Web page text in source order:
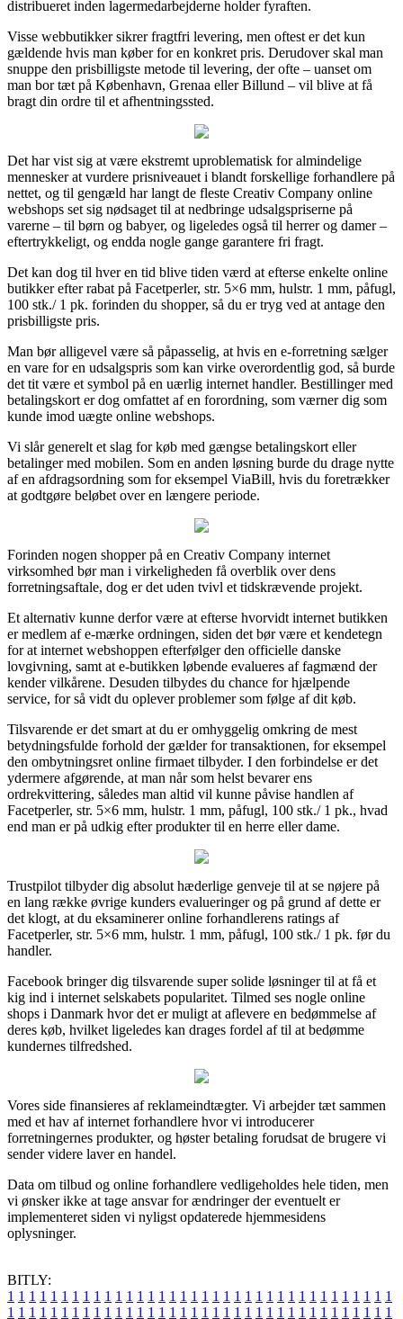
distribueret inden lagermedarbejderne holder fyraften.
Visse webbutikker sikrer fragtfri levering, men oftest er det kun
gældende hvis man køber for en konkret pris. Derudover skal man
snuppe den prisbilligste metode til levering, der ofte – uanset om
man bor tæt på København, Grenaa eller Billund – vil blive at få
bragt din ordre til et afhentningssted.
Det har vist sig at være ekstremt uproblematisk for almindelige
mennesker at vurdere prisniveauet i blandt forskellige forhandlere på
nettet, og til gengæld har langt de fleste Creativ Company online
webshops set sig nødsaget til at nedbringe udsalgspriserne på
varerne – til børn og babyer, og ligeledes også til herrer og damer –
eftertrykkeligt, og endda nogle gange garantere fri fragt.
Det kan dog til hver en tid blive tiden værd at efterse enkelte online
butikker efter rabat på Facetperler, str. 5×6 mm, hulstr. 1 mm, påfugl,
100 stk./ 1 pk. forinden du shopper, så du er tryg ved at antage den
prisbilligste pris.
Man bør alligevel være så påpasselig, at hvis en e-forretning sælger
en vare for en udsalgspris som kan virke overordentlig god, så burde
det tit være et symbol på en uærlig internet handler. Bestillinger med
betalingskort er dog omfattet af en forordning, som værner dig som
kunde imod uægte online webshops.
Vi slår generelt et slag for køb med gængse betalingskort eller
betalinger med mobilen. Som en anden løsning burde du drage nytte
af en afdragsordning som for eksempel ViaBill, hvis du foretrækker
at godtgøre beløbet over en længere periode.
Forinden nogen shopper på en Creativ Company internet
virksomhed bør man i virkeligheden få overblik over dens
forretningsaftale, dog er det uden tvivl et tidskrævende projekt.
Et alternativ kunne derfor være at efterse hvorvidt internet butikken
er medlem af e-mærke ordningen, siden det bør være et kendetegn
for at internet webshoppen efterfølger den officielle danske
lovgivning, samt at e-butikken løbende evalueres af fagmænd der
kender vilkårene. Desuden tilbydes du chance for hjælpende
service, for så vidt du oplever problemer som følge af dit køb.
Tilsvarende er det smart at du er omhyggelig omkring de mest
betydningsfulde forhold der gælder for transaktionen, for eksempel
den ombytningsret online firmaet tilbyder. I den forbindelse er det
ydermere afgørende, at man når som helst bevarer ens
ordrekvittering, således man altid vil kunne påvise handlen af
Facetperler, str. 5×6 mm, hulstr. 1 mm, påfugl, 100 stk./ 1 pk., hvad
end man er på udkig efter produkter til en herre eller dame.
Trustpilot tilbyder dig absolut hæderlige genveje til at se nøjere på
en lang række øvrige kunders evalueringer og på grund af dette er
det klogt, at du eksaminerer online forhandlerens ratings af
Facetperler, str. 5×6 mm, hulstr. 1 mm, påfugl, 100 stk./ 1 pk. før du
handler.
Facebook bringer dig tilsvarende super solide løsninger til at få et
kig ind i internet selskabets popularitet. Tilmed ses nogle online
shops i Danmark hvor det er muligt at aflevere en bedømmelse af
deres køb, hvilket ligeledes kan drages fordel af til at bedømme
kundernes tilfredshed.
Vores side finansieres af reklameindtægter. Vi arbejder tæt sammen
med et hav af internet forhandlere hvor vi introducerer
forretningernes produkter, og høster betaling forudsat de brugere vi
sender videre laver en handel.
Data om tilbud og online forhandlere vedligeholdes hele tiden, men
vi ønsker ikke at tage ansvar for ændringer der eventuelt er
implementeret siden vi nyligst opdaterede hjemmesidens
oplysninger.
BITLY:
1 1 1 1 1 1 1 1 1 1 1 1 1 1 1 1 1 1 1 1 1 1 1 1 1 1 1 1 1 1 1 1 1 1 1 1
1 1 1 1 1 1 1 1 1 1 1 1 1 1 1 1 1 1 1 1 1 1 1 1 1 1 1 1 1 1 1 1 1 1 1 1